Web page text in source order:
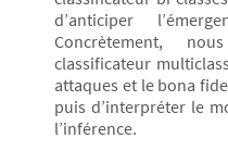
d’anticiper
Concrètement,
classificateur
attaques et le bona
puis d’interpréter le
l’inférence.